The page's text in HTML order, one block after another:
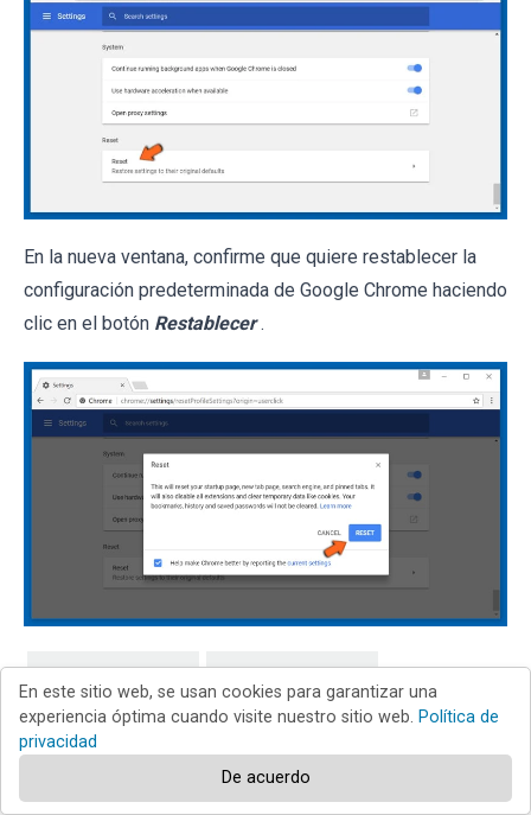
En la nueva ventana, confirme que quiere restablecer la
configuración predeterminada de Google Chrome haciendo
clic en el botón Restablecer .
Internet Explorer Chrome
Firefox
En este sitio web, se usan cookies para garantizar una
experiencia óptima cuando visite nuestro sitio web. Política de
privacidad
De acuerdo